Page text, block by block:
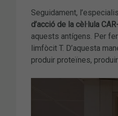
Seguidament,
d’acció de la cèl·lula
aquests antígens. Per
limfòcit T. D’aquesta
produir proteïnes,